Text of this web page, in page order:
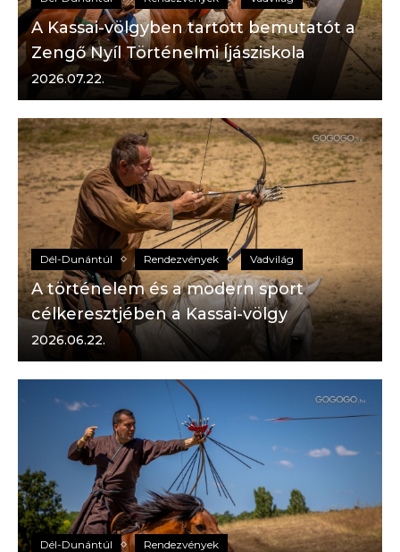
A Kassai-völgyben tartott bemutatót a
Zengő Nyíl Történelmi Íjásziskola
2026.07.22.
Dél-Dunántúl Rendezvények Vadvilág
A történelem és a modern sport
célkeresztjében a Kassai-völgy
2026.06.22.
Dél-Dunántúl Rendezvények